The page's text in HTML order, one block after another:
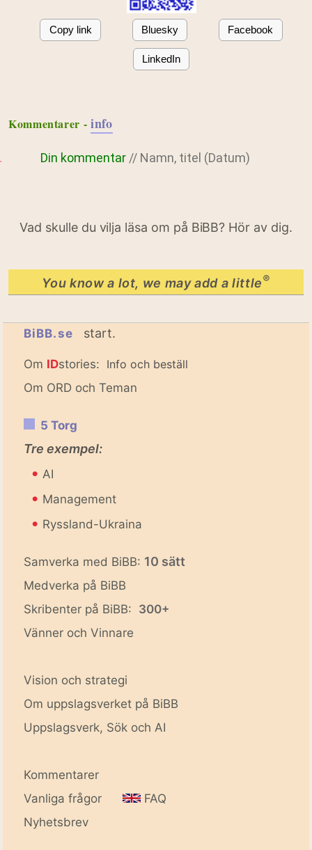
Copy link Bluesky Facebook
LinkedIn
Kommentarer - info
Din kommentar // Namn, titel (Datum)
Vad skulle du vilja läsa om på BiBB? Hör av dig.
You know a lot, we may add a little®
BiBB.se start.
Om IDstories: Info och beställ
Om ORD och Teman
5 Torg
Tre exempel:
• AI
• Management
• Ryssland-Ukraina
Samverka med BiBB: 10 sätt
Medverka på BiBB
Skribenter på BiBB: 300+
Vänner och Vinnare
Vision och strategi
Om uppslagsverket på BiBB
Uppslagsverk, Sök och AI
Kommentarer
Vanliga frågor
FAQ
Nyhetsbrev